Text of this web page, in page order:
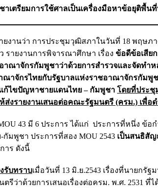
ชาเตรียมการใช้ศาลเป็นเครื่องมือหาข้อยุติพื้น
ยงานว่า การประชุมวุฒิสภาในวันที่ 18 พฤษภ
รายงานการพิจารณาศึกษา เรื่อง ข้อดีข้อเสีย
ณาจักรกัมพูชาว่าด้วยการสำรวจและจัดทำห
ณาจักรไทยกับรัฐบาลแห่งราชอาณาจักรกัม
ก้ไขปัญหาชายแดนไทย – กัมพูชา โดยที่ประชุ
งรายงานเสนอต่อคณะรัฐมนตรี (ครม.) เพื่อ
43 มี 6 ประการ ได้แก่ ประการที่หนึ่ง ข้อ
มพูชา ประการที่สอง MOU 2543 เป็นสนธิสั
าร ดังนี้
รับทราบเมื่อวันที่ 13 มิ.ย.2543 เรื่องที่นายกรั
รีว่าด้วยการเสนอเรื่องต่อครม. พ.ศ. 2531 ที่